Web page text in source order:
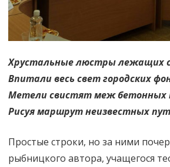
Хрустальные люстры лежащих
Впитали весь свет городских
Метели свистят меж бетонных
Рисуя маршрут неизвестных
Простые строки, но за ними
рыбницкого автора, учащегося